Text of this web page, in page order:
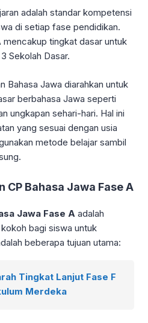
adalah standar kompetensi
di setiap fase pendidikan.
mencakup tingkat dasar untuk
Sekolah Dasar.
Bahasa Jawa diarahkan untuk
berbahasa Jawa seperti
ungkapan sehari-hari. Hal ini
yang sesuai dengan usia
metode belajar sambil
CP Bahasa Jawa Fase A
Jawa Fase A adalah
bagi siswa untuk
beberapa tujuan utama:
Tingkat Lanjut Fase F
Merdeka